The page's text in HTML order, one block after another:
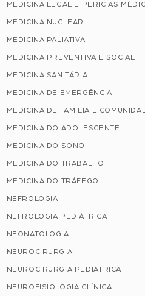
MEDICINA LEGAL E PERICIAS
MEDICINA NUCLEAR
MEDICINA PALIATIVA
MEDICINA PREVENTIVA E SOCIAL
MEDICINA SANITÁRIA
MEDICINA DE EMERGÊNCIA
MEDICINA DE FAMÍLIA E
MEDICINA DO ADOLESCENTE
MEDICINA DO SONO
MEDICINA DO TRABALHO
MEDICINA DO TRÁFEGO
NEFROLOGIA
NEFROLOGIA PEDIÁTRICA
NEONATOLOGIA
NEUROCIRURGIA
NEUROCIRURGIA PEDIÁTRICA
NEUROFISIOLOGIA CLÍNICA